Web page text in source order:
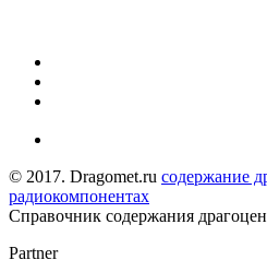
© 2017. Dragomet.ru содержание
радиокомпонентах
Справочник содержания
Partner